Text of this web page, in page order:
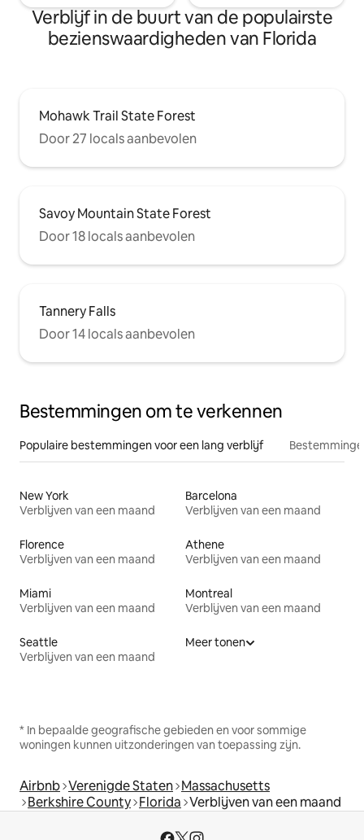
Verblijf in de buurt van de populairste
bezienswaardigheden van Florida
Mohawk Trail State Forest
Door 27 locals aanbevolen
Savoy Mountain State Forest
Door 18 locals aanbevolen
Tannery Falls
Door 14 locals aanbevolen
Bestemmingen om te verkennen
Populaire bestemmingen voor een lang verblijf
New York
Verblijven van een maand
Barcelona
Verblijven van een maand
Florence
Verblijven van een maand
Athene
Verblijven van een maand
Miami
Verblijven van een maand
Montreal
Verblijven van een maand
Seattle
Verblijven van een maand
Meer tonen
* In bepaalde geografische gebieden en voor sommige
woningen kunnen uitzonderingen van toepassing zijn.
Airbnb Verenigde Staten Massachusetts
Berkshire County Florida Verblijven van een maand